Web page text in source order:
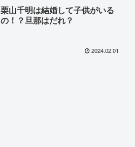
栗山千明は結婚して子供がいる
の！？旦那はだれ？
2024.02.01